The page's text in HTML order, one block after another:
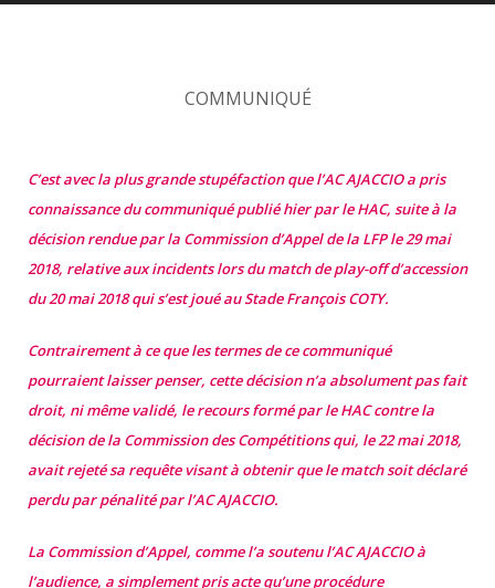
COMMUNIQUÉ
C’est avec la plus grande stupéfaction que l’AC AJACCIO a pris
connaissance du communiqué publié hier par le HAC, suite à la
décision rendue par la Commission d’Appel de la LFP le 29 mai
2018, relative aux incidents lors du match de play-off d’accession
du 20 mai 2018 qui s’est joué au Stade François COTY.
Contrairement à ce que les termes de ce communiqué
pourraient laisser penser, cette décision n’a absolument pas fait
droit, ni même validé, le recours formé par le HAC contre la
décision de la Commission des Compétitions qui, le 22 mai 2018,
avait rejeté sa requête visant à obtenir que le match soit déclaré
perdu par pénalité par l’AC AJACCIO.
La Commission d’Appel, comme l’a soutenu l’AC AJACCIO à
l’audience, a simplement pris acte qu’une procédure